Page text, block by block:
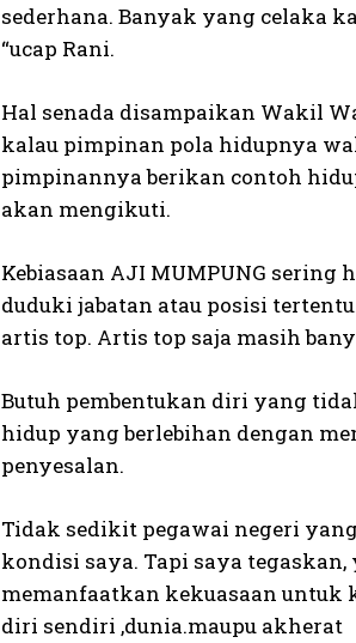
sederhana. Banyak yang celaka
“ucap Rani.
Hal senada disampaikan Wakil
kalau pimpinan pola hidupnya
pimpinannya berikan contoh
akan mengikuti.
Kebiasaan AJI MUMPUNG
duduki jabatan atau posisi
artis top. Artis top saja masih
Butuh pembentukan diri yang
hidup yang berlebihan dengan
penyesalan.
Tidak sedikit pegawai negeri
kondisi saya. Tapi saya
memanfaatkan kekuasaan untuk
diri sendiri ,dunia.maupu akherat